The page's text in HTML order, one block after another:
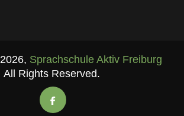
2026, Sprachschule Aktiv Freiburg
All Rights Reserved.